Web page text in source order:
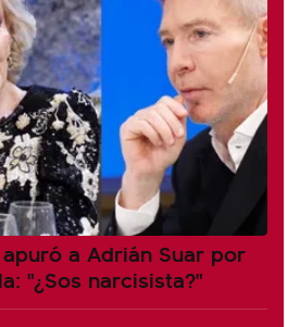
a Adrián Suar por
"¿Sos narcisista?"